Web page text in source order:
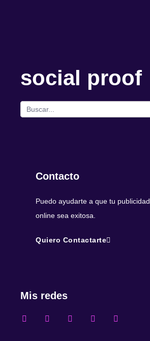
social proof
Contacto
Puedo ayudarte a que tu publicidad
online sea exitosa.
Quiero Contactarte
Mis redes